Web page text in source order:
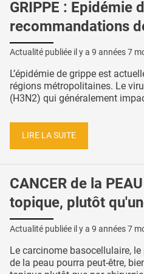
GRIPPE : Epidémie
recommandations
Actualité publiée il y a 9 années 7
L’épidémie de grippe est
régions métropolitaines. Le
(H3N2) qui généralement
LIRE LA SUITE
CANCER de la
topique, plutôt
Actualité publiée il y a 9 années 7
Le carcinome basocellulaire,
de la peau pourra peut-être,